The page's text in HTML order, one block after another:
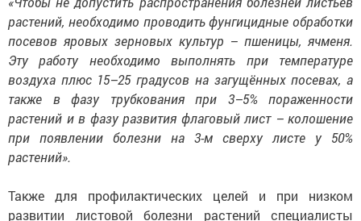
растений, необходимо проводить фунгицидные обработки
посевов яровых зерновых культур – пшеницы, ячменя.
Эту работу необходимо выполнять при температуре
воздуха плюс 15–25 градусов на загущённых посевах, а
также в фазу трубкования при 3–5% пораженности
растений и в фазу развития флаговый лист – колошение
при появлении болезни на 3-м сверху листе у 50%
растений».
Также для профилактических целей и при низком
развитии листовой болезни растений специалисты